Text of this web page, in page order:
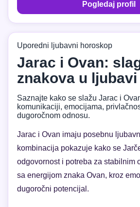
Pogledaj profil
Uporedni ljubavni horoskop
Jarac i Ovan:
znakova u ljubavi
Saznajte kako se slažu Jarac i
komunikaciji, emocijama,
dugoročnom odnosu.
Jarac i Ovan imaju posebnu
kombinacija pokazuje kako se
odgovornost i potreba za stabilnim
sa energijom znaka Ovan, kroz
dugoročni potencijal.